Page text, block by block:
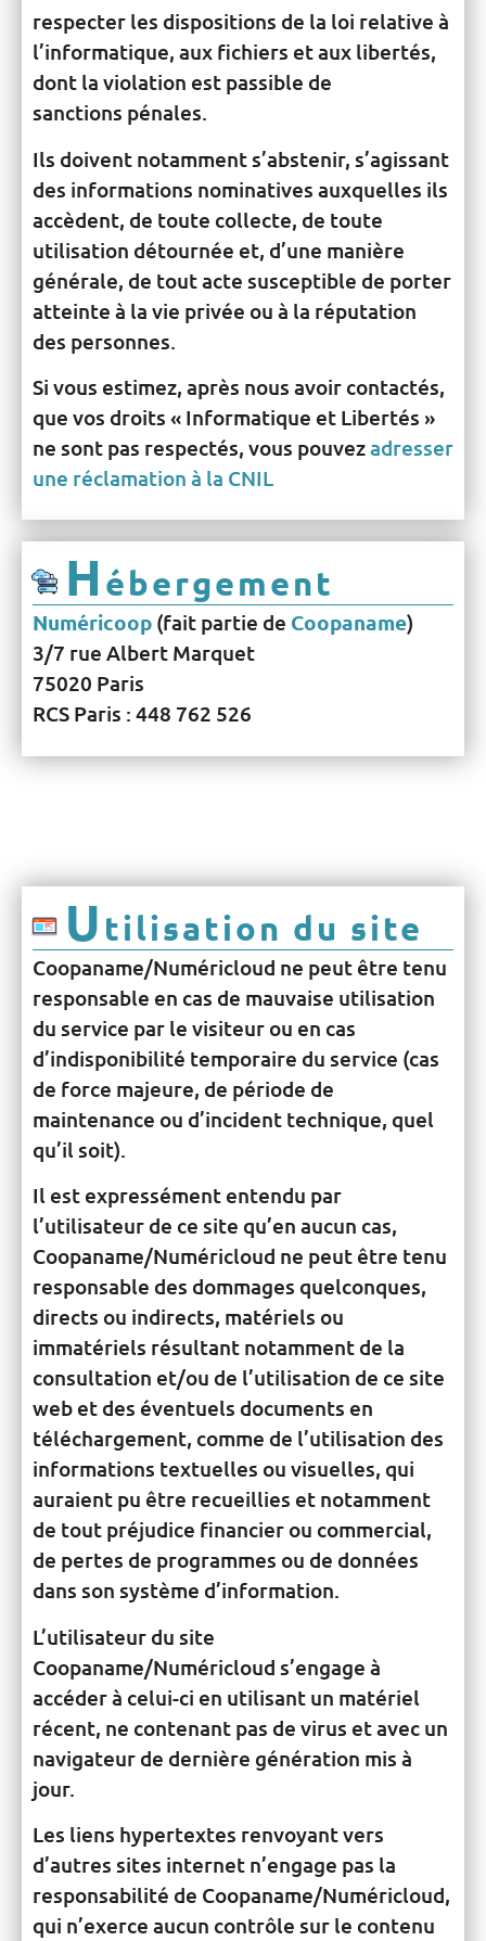
respecter les dispositions de la loi relative à
l’informatique, aux fichiers et aux libertés,
dont la violation est passible de
sanctions pénales.
Ils doivent notamment s’abstenir, s’agissant
des informations nominatives auxquelles ils
accèdent, de toute collecte, de toute
utilisation détournée et, d’une manière
générale, de tout acte susceptible de porter
atteinte à la vie privée ou à la réputation
des personnes.
Si vous estimez, après nous avoir contactés,
que vos droits « Informatique et Libertés »
ne sont pas respectés, vous pouvezadresser
une réclamation à la CNIL
H ébergement
Numéricoop (fait partie de Coopaname)
3/7 rue Albert Marquet
75020 Paris
RCS Paris : 448 762 526
U tilisation du site
Coopaname/Numéricloud ne peut être tenu
responsable en cas de mauvaise utilisation
du service par le visiteur ou en cas
d’indisponibilité temporaire du service (cas
de force majeure, de période de
maintenance ou d’incident technique, quel
qu’il soit).
Il est expressément entendu par
l’utilisateur de ce site qu’en aucun cas,
Coopaname/Numéricloud ne peut être tenu
responsable des dommages quelconques,
directs ou indirects, matériels ou
immatériels résultant notamment de la
consultation et/ou de l’utilisation de ce site
web et des éventuels documents en
téléchargement, comme de l’utilisation des
informations textuelles ou visuelles, qui
auraient pu être recueillies et notamment
de tout préjudice financier ou commercial,
de pertes de programmes ou de données
dans son système d’information.
L’utilisateur du site
Coopaname/Numéricloud s’engage à
accéder à celui-ci en utilisant un matériel
récent, ne contenant pas de virus et avec un
navigateur de dernière génération mis à
jour.
Les liens hypertextes renvoyant vers
d’autres sites internet n’engage pas la
responsabilité de Coopaname/Numéricloud,
qui n’exerce aucun contrôle sur le contenu